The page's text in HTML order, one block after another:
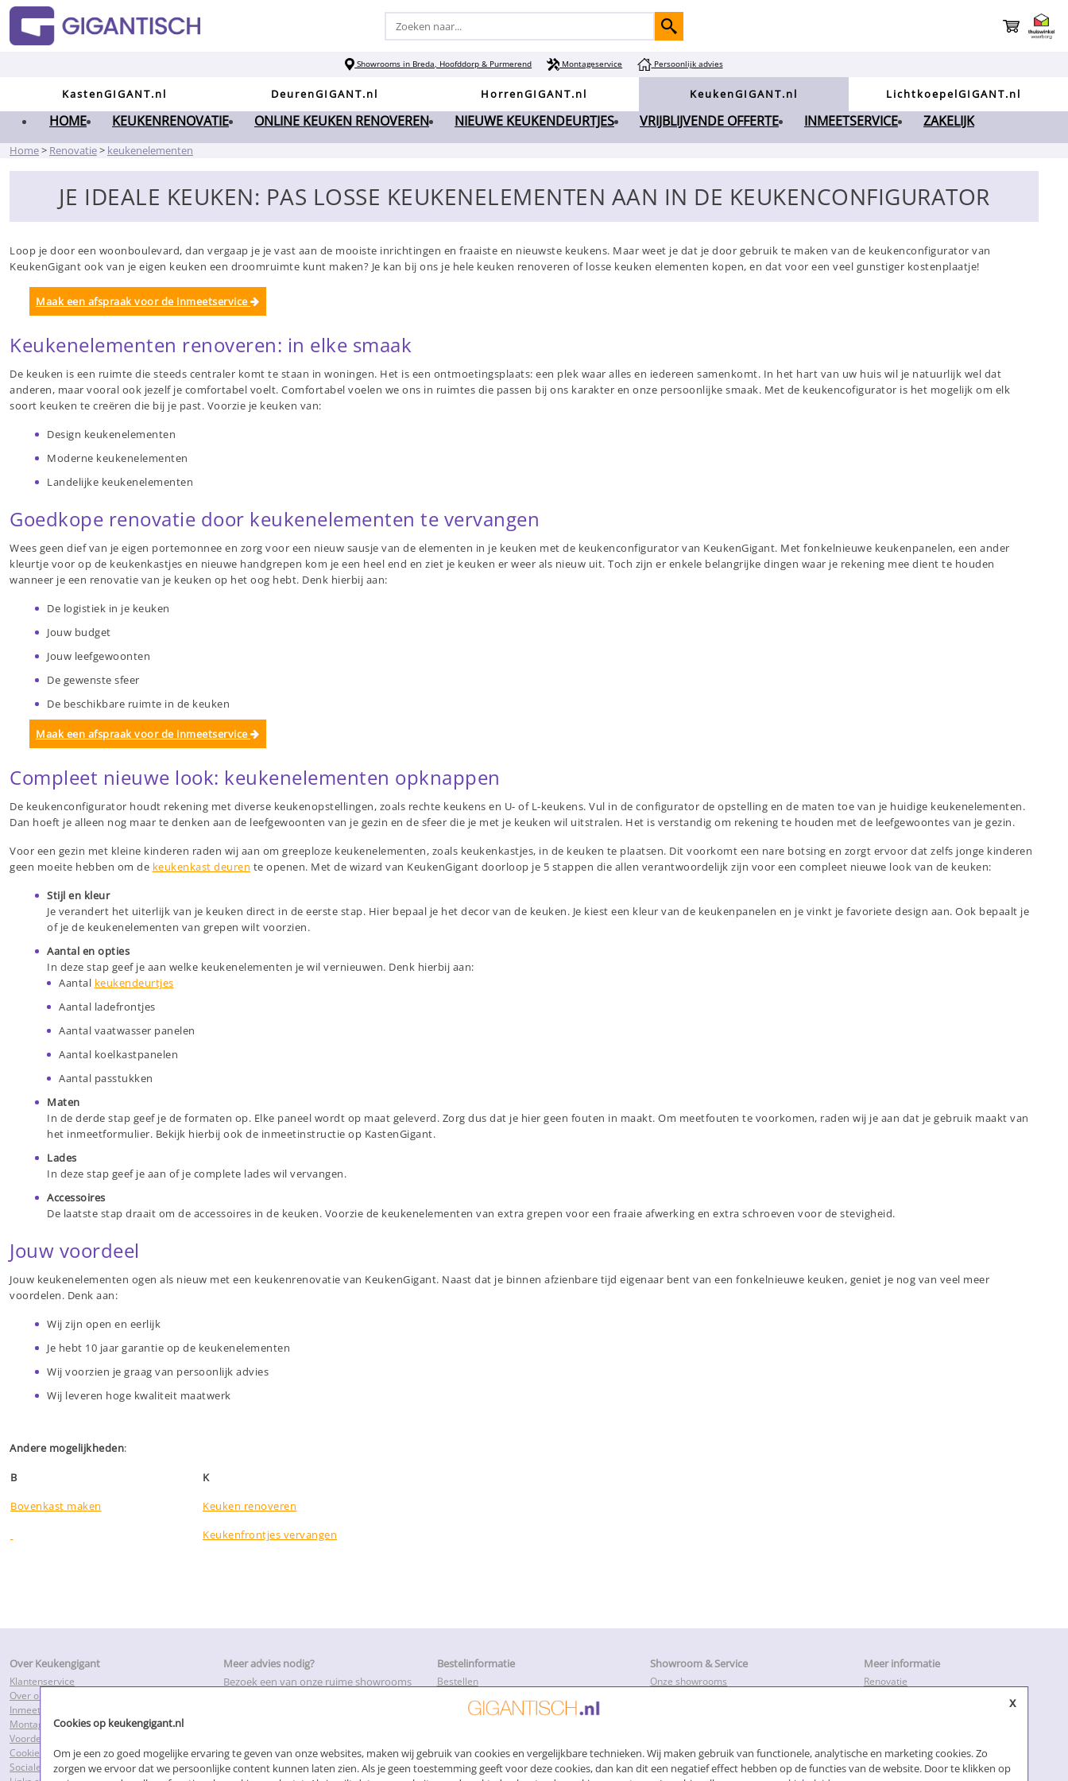
x
Cookies op keukengigant.nl
Om je een zo goed mogelijke ervaring te geven van onze websites, maken wij gebruik van cookies en vergelijkbare technieken. Wij maken gebruik van functionele, analytische en marketing cookies. Zo
zorgen we ervoor dat we persoonlijke content kunnen laten zien. Als je geen toestemming geeft voor deze cookies, dan kan dit een negatief effect hebben op de functies van de website. Door te klikken op
Showrooms in Breda, Hoofddorp & Purmerend Montageservice Persoonlijk advies
KastenGIGANT.nl DeurenGIGANT.nl HorrenGIGANT.nl KeukenGIGANT.nl LichtkoepelGIGANT.nl
HOME KEUKENRENOVATIE ONLINE KEUKEN RENOVEREN NIEUWE KEUKENDEURTJES VRIJBLIJVENDE OFFERTE INMEETSERVICE ZAKELIJK
Home> Renovatie> keukenelementen
JE IDEALE KEUKEN: PAS LOSSE KEUKENELEMENTEN AAN IN DE KEUKENCONFIGURATOR
Loop je door een woonboulevard, dan vergaap je je vast aan de mooiste inrichtingen en fraaiste en nieuwste keukens. Maar weet je dat je door gebruik te maken van de keukenconfigurator van
KeukenGigant ook van je eigen keuken een droomruimte kunt maken? Je kan bij ons je hele keuken renoveren of losse keuken elementen kopen, en dat voor een veel gunstiger kostenplaatje!
Maak een afspraak voor de inmeetservice
Keukenelementen renoveren: in elke smaak
De keuken is een ruimte die steeds centraler komt te staan in woningen. Het is een ontmoetingsplaats: een plek waar alles en iedereen samenkomt. In het hart van uw huis wil je natuurlijk wel dat
anderen, maar vooral ook jezelf je comfortabel voelt. Comfortabel voelen we ons in ruimtes die passen bij ons karakter en onze persoonlijke smaak. Met de keukencofigurator is het mogelijk om elk
soort keuken te creëren die bij je past. Voorzie je keuken van:
Design keukenelementen
Moderne keukenelementen
Landelijke keukenelementen
Goedkope renovatie door keukenelementen te vervangen
Wees geen dief van je eigen portemonnee en zorg voor een nieuw sausje van de elementen in je keuken met de keukenconfigurator van KeukenGigant. Met fonkelnieuwe keukenpanelen, een ander
kleurtje voor op de keukenkastjes en nieuwe handgrepen kom je een heel end en ziet je keuken er weer als nieuw uit. Toch zijn er enkele belangrijke dingen waar je rekening mee dient te houden
wanneer je een renovatie van je keuken op het oog hebt. Denk hierbij aan:
De logistiek in je keuken
Jouw budget
Jouw leefgewoonten
De gewenste sfeer
De beschikbare ruimte in de keuken
Maak een afspraak voor de inmeetservice
Compleet nieuwe look: keukenelementen opknappen
De keukenconfigurator houdt rekening met diverse keukenopstellingen, zoals rechte keukens en U- of L-keukens. Vul in de configurator de opstelling en de maten toe van je huidige keukenelementen.
Dan hoeft je alleen nog maar te denken aan de leefgewoonten van je gezin en de sfeer die je met je keuken wil uitstralen. Het is verstandig om rekening te houden met de leefgewoontes van je gezin.
Voor een gezin met kleine kinderen raden wij aan om greeploze keukenelementen, zoals keukenkastjes, in de keuken te plaatsen. Dit voorkomt een nare botsing en zorgt ervoor dat zelfs jonge kinderen
geen moeite hebben om de keukenkast deuren te openen. Met de wizard van KeukenGigant doorloop je 5 stappen die allen verantwoordelijk zijn voor een compleet nieuwe look van de keuken:
Stijl en kleur
Je verandert het uiterlijk van je keuken direct in de eerste stap. Hier bepaal je het decor van de keuken. Je kiest een kleur van de keukenpanelen en je vinkt je favoriete design aan. Ook bepaalt je
of je de keukenelementen van grepen wilt voorzien.
Aantal en opties
In deze stap geef je aan welke keukenelementen je wil vernieuwen. Denk hierbij aan:
Aantal keukendeurtjes
Aantal ladefrontjes
Aantal vaatwasser panelen
Aantal koelkastpanelen
Aantal passtukken
Maten
In de derde stap geef je de formaten op. Elke paneel wordt op maat geleverd. Zorg dus dat je hier geen fouten in maakt. Om meetfouten te voorkomen, raden wij je aan dat je gebruik maakt van
het inmeetformulier. Bekijk hierbij ook de inmeetinstructie op KastenGigant.
Lades
In deze stap geef je aan of je complete lades wil vervangen.
Accessoires
De laatste stap draait om de accessoires in de keuken. Voorzie de keukenelementen van extra grepen voor een fraaie afwerking en extra schroeven voor de stevigheid.
Jouw voordeel
Jouw keukenelementen ogen als nieuw met een keukenrenovatie van KeukenGigant. Naast dat je binnen afzienbare tijd eigenaar bent van een fonkelnieuwe keuken, geniet je nog van veel meer
voordelen. Denk aan:
Wij zijn open en eerlijk
Je hebt 10 jaar garantie op de keukenelementen
Wij voorzien je graag van persoonlijk advies
Wij leveren hoge kwaliteit maatwerk
Andere mogelijkheden:
B
Bovenkast maken
K
Keuken renoveren
Keukenfrontjes vervangen
Over Keukengigant
Klantenservice
Over ons
Inmeetservice
Montageservice
Voordelen Keukengigant.nl
Cookies
Sociale media
Meer advies nodig?
Bezoek een van onze ruime showrooms
Bestelinformatie
Bestellen
Levertijd en productietijd
Voorwaarden
Garantie en herroepinsrecht
Showroom & Service
Onze showrooms
Login
Meer informatie
Renovatie
Kosten keukenrenovatie
Losse keukendeurtjes